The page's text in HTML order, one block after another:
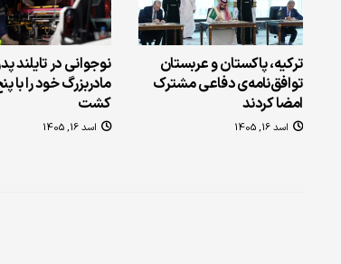
ترکیه، پاکستان و عربستان
توافق‌نامه‌ی دفاعی مشترک
امضا کردند
اسد 16, 1405
نوجوانی در تایلند
مادربزرگ خود را با
کشت
اسد 16, 1405